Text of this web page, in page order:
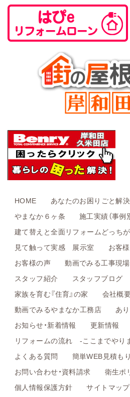
HOME
あなたのお困りごと解
やまなか６ヶ条
施工実績（事例
建て替えと全面リフォームどっち
見て触って実感 展示室
お客
お客様の声
動画でみる工事現場
スタッフ紹介
スタッフブログ
家族を育む『住育』の家
会社概
動画でみるやまなか工務店
あ
お知らせ・新着情報
更新情報
リフォームの流れ -ここまでやり
よくある質問
簡単WEB見積もり
お問い合わせ・資料請求
衛生ポ
個人情報保護方針
サイトマップ